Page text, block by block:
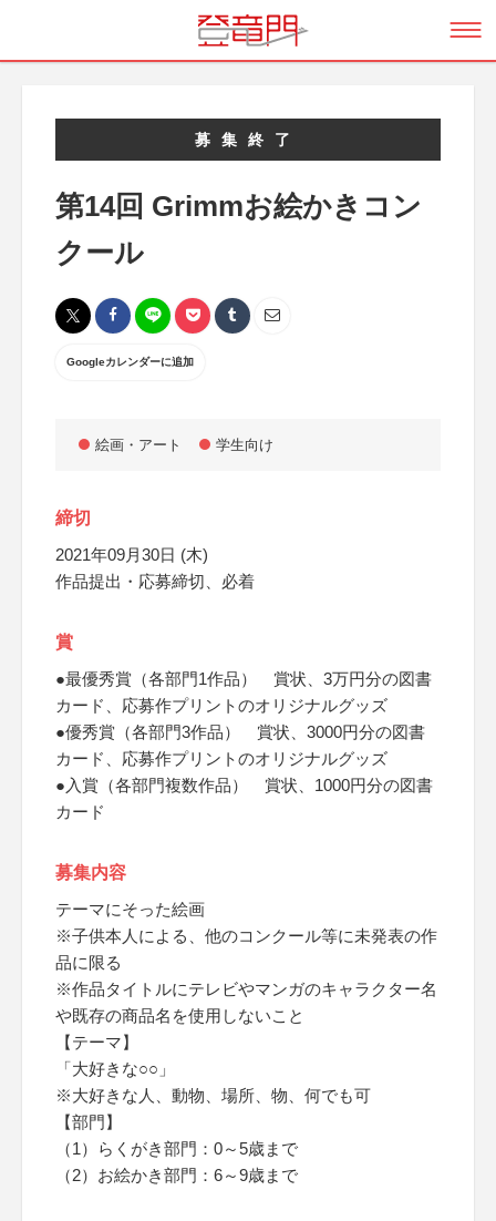
募集終了
第14回 Grimmお絵かきコン
クール
Googleカレンダーに追加
絵画・アート 学生向け
締切
2021年09月30日 (木)
作品提出・応募締切、必着
賞
●最優秀賞（各部門1作品） 賞状、3万円分の図書
カード、応募作プリントのオリジナルグッズ
●優秀賞（各部門3作品） 賞状、3000円分の図書
カード、応募作プリントのオリジナルグッズ
●入賞（各部門複数作品） 賞状、1000円分の図書
カード
募集内容
テーマにそった絵画
※子供本人による、他のコンクール等に未発表の作
品に限る
※作品タイトルにテレビやマンガのキャラクター名
や既存の商品名を使用しないこと
【テーマ】
「大好きな○○」
※大好きな人、動物、場所、物、何でも可
【部門】
（1）らくがき部門：0～5歳まで
（2）お絵かき部門：6～9歳まで